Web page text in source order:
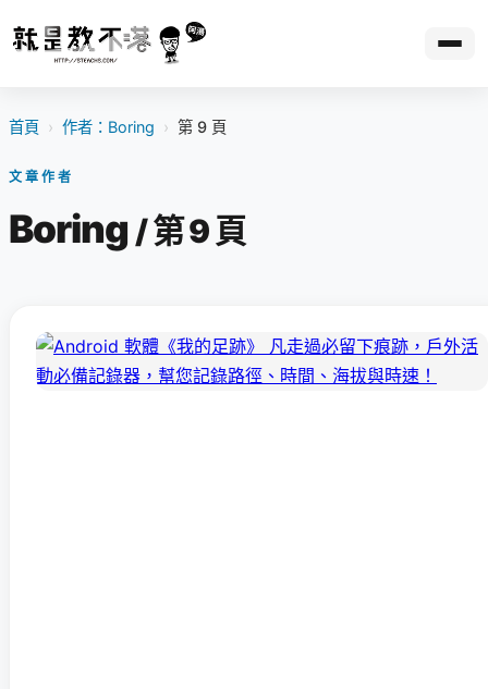
首頁 › 作者：Boring › 第 9 頁
文章作者
Boring / 第 9 頁